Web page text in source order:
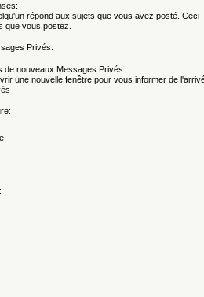
répond aux sujets que vous avez posté. Ceci
que vous postez.
Privés:
de nouveaux Messages Privés.:
une nouvelle fenêtre pour vous informer de